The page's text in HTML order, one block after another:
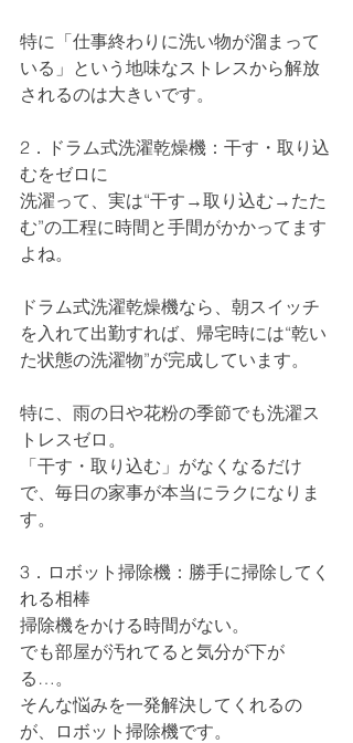
特に「仕事終わりに洗い物が溜まって
いる」という地味なストレスから解放
されるのは大きいです。
2．ドラム式洗濯乾燥機：干す・取り込
むをゼロに
洗濯って、実は“干す→取り込む→たた
む”の工程に時間と手間がかかってます
よね。
ドラム式洗濯乾燥機なら、朝スイッチ
を入れて出勤すれば、帰宅時には“乾い
た状態の洗濯物”が完成しています。
特に、雨の日や花粉の季節でも洗濯ス
トレスゼロ。
「干す・取り込む」がなくなるだけ
で、毎日の家事が本当にラクになりま
す。
3．ロボット掃除機：勝手に掃除してく
れる相棒
掃除機をかける時間がない。
でも部屋が汚れてると気分が下が
る…。
そんな悩みを一発解決してくれるの
が、ロボット掃除機です。